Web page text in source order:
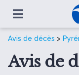
Avis de décès >
Avis de